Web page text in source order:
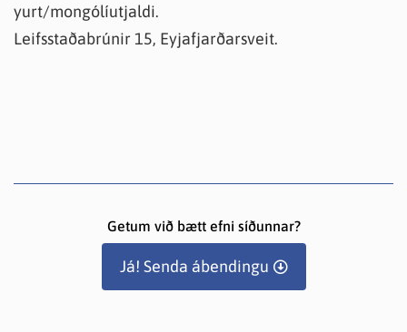
yurt/mongólíutjaldi.
Leifsstaðabrúnir 15, Eyjafjarðarsveit.
Getum við bætt efni síðunnar?
Já! Senda ábendingu